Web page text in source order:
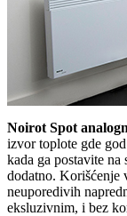
Noirot Spot
izvor toplote gde
kada ga postavite
dodatno. Korišćenje
neuporedivih
eksluzivnim, i bez